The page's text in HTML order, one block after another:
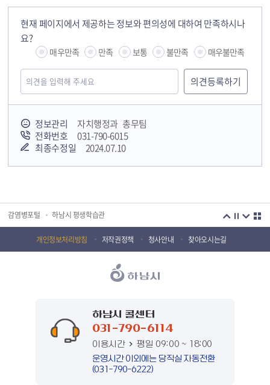
현재 페이지에서 제공하는 정보와 편의성에 대하여 만족하시나
요?
매우만족 만족 보통 불만족 매우불만족
정보관리
자치행정과 총무팀
전화번호
031-790-6015
최종수정일
2024.07.10
국민안전교육플랫폼
감염병포털 하남시 평생학습관
하남혁신교육지구 huic 하남도시공사
하남문화재단 하남역사박물관
하남시정신건강복지센터
(재)하남시자원봉사센터 하남시환경교육센터
하남시 장애인 무료법률 상담센터 경기도의회 하남상담소
개인정보처리방침 저작권정책 청사안내 찾아오시는길
하남시 콜센터
031-790-6114
이용시간
평일 09:00 ~ 18:00
운영시간 이외에는 당직실 자동전환
(031-790-6222)